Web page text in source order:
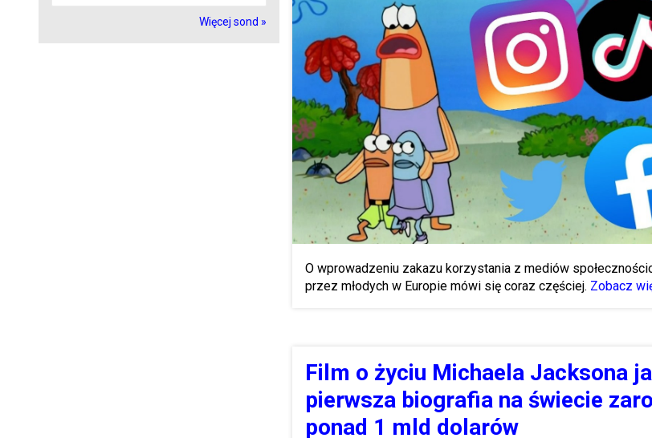
Więcej sond »
O wprowadzeniu zakazu korzystania z mediów
przez młodych w Europie mówi się coraz częściej. Zobacz
Film o życiu Michaela Jacksona
pierwsza biografia na świecie
ponad 1 mld dolarów